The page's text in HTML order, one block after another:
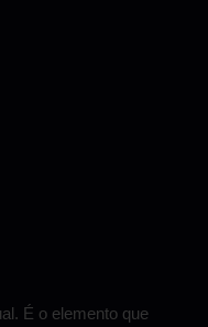
É o elemento que